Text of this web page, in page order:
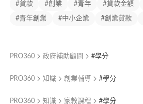
#貸款 #創業 #青年 #貸款金額
#青年創業 #中小企業 #創業貸款
PRO360 政府補助顧問 #學分
PRO360 知識 創業輔導 #學分
PRO360 知識 家教課程 #學分